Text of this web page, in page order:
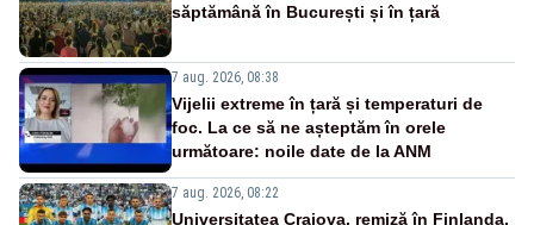
săptămână în București și în țară
7 aug. 2026, 08:38
Vijelii extreme în țară și temperaturi de
foc. La ce să ne așteptăm în orele
următoare: noile date de la ANM
7 aug. 2026, 08:22
Universitatea Craiova, remiză în Finlanda,